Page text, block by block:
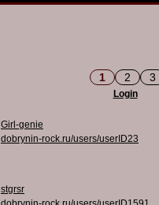
1 2 3
Login
Girl-genie
dobrynin-rock.ru/users/userID23
stgrsr